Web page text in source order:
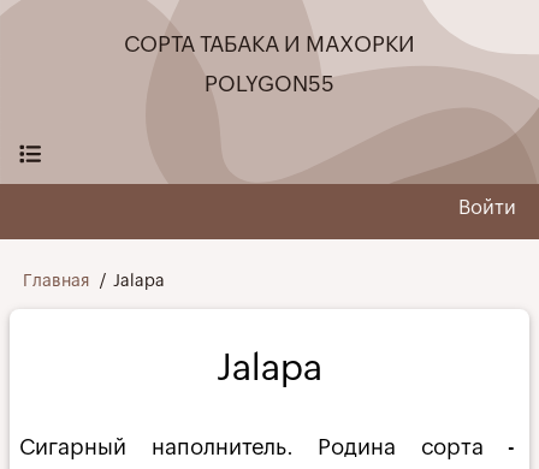
Перейти
СОРТА ТАБАКА И МАХОРКИ
POLYGON55
menu
Войти
Строка
Главная Jalapa
Jalapa
Сигарный наполнитель. Родина сорта -